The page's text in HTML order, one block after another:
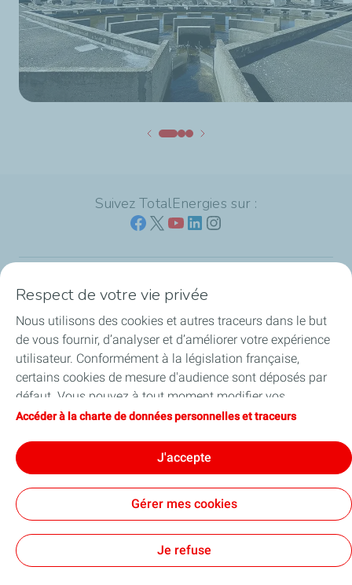
Suivez TotalEnergies sur :
Nos sites
Notre engagement
Notre expertise
Travailler avec nous
Accessibilité : partiellement conforme
Respect de votre vie privée
Nous utilisons des cookies et autres traceurs dans le but
de vous fournir, d’analyser et d’améliorer votre expérience
utilisateur. Conformément à la législation française,
certains cookies de mesure d'audience sont déposés par
défaut. Vous pouvez à tout moment modifier vos
paramètres de cookies en cliquant sur le bouton « Gérer
vous acceptez le dépôt de l’ensemble des cookies. Dans le
cas où vous cliquez sur « Je refuse », seuls les cookies
techniques nécessaires au bon fonctionnement du site
seront utilisés. Pour plus d’informations, vous pouvez
traceurs ».
Accéder à la charte de données personnelles et traceurs
J'accepte
Gérer mes cookies
Je refuse